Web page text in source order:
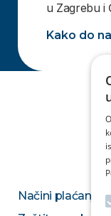
u Zagrebu i
Kako do
Načini plaćanja